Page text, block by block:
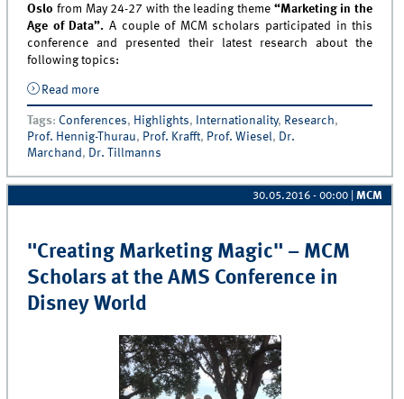
Oslo from May 24-27 with the leading theme “Marketing in the
Age of Data”. A couple of MCM scholars participated in this
conference and presented their latest research about the
following topics:
Read moreabout MCM @ EMAC 2016 in Oslo
Tags: Conferences, Highlights, Internationality, Research,
Prof. Hennig-Thurau, Prof. Krafft, Prof. Wiesel, Dr.
Marchand, Dr. Tillmanns
30.05.2016 - 00:00 |MCM
"Creating Marketing Magic" – MCM
Scholars at the AMS Conference in
Disney World